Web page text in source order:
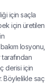
için saçla
için üretilen
losyonu,
tarafından
derisi için
Böylelikle saç